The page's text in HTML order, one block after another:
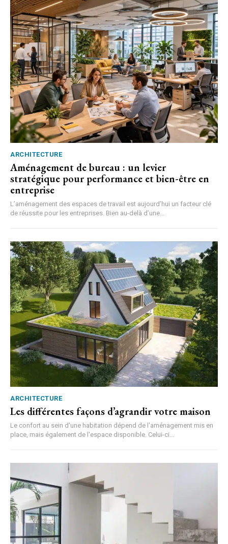
ARCHITECTURE
Aménagement de bureau : un levier
stratégique pour performance et bien-être en
entreprise
L’aménagement des espaces de travail est aujourd’hui un facteur clé
de réussite pour les entreprises. Bien au-delà d’une...
ARCHITECTURE
Les différentes façons d’agrandir votre maison
Le confort au sein d'une habitation dépend de l'aménagement mis en
place, mais également de l'espace disponible. Celui-ci...